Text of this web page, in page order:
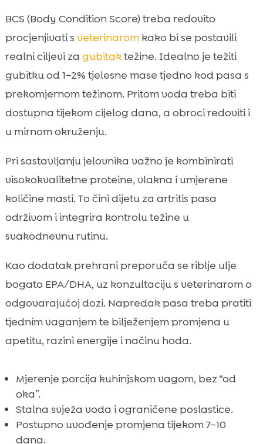
BCS (Body Condition Score) treba redovito
procjenjivati s veterinaromkako bi se postavili
realni ciljevi za gubitaktežine. Idealno je težiti
gubitku od 1–2% tjelesne mase tjedno kod pasa s
prekomjernom težinom. Pritom voda treba biti
dostupna tijekom cijelog dana, a obroci redoviti i
u mirnom okruženju.
Pri sastavljanju jelovnika važno je kombinirati
visokokvalitetne proteine, vlakna i umjerene
količine masti. To čini dijetu za artritis pasa
održivom i integrira kontrolu težine u
svakodnevnu rutinu.
Kao dodatak prehrani preporuča se riblje ulje
bogato EPA/DHA, uz konzultaciju s veterinarom o
odgovarajućoj dozi. Napredak pasa treba pratiti
tjednim vaganjem te bilježenjem promjena u
apetitu, razini energije i načinu hoda.
Mjerenje porcija kuhinjskom vagom, bez “od
oka”.
Stalna svježa voda i ograničene poslastice.
Postupno uvođenje promjena tijekom 7–10
dana.